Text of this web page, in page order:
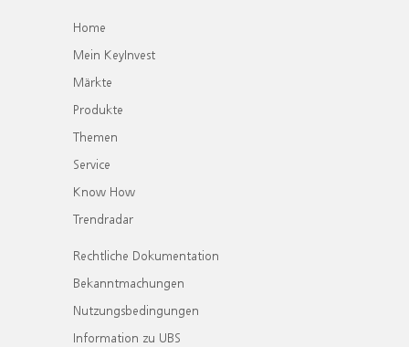
Home
Mein KeyInvest
Märkte
Produkte
Themen
Service
Know How
Trendradar
Rechtliche Dokumentation
Bekanntmachungen
Nutzungsbedingungen
Information zu UBS